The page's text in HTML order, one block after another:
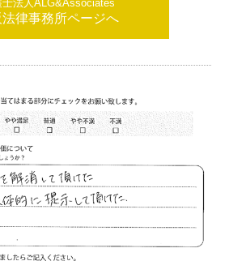
士法人ALG&Associates
法律事務所ページへ